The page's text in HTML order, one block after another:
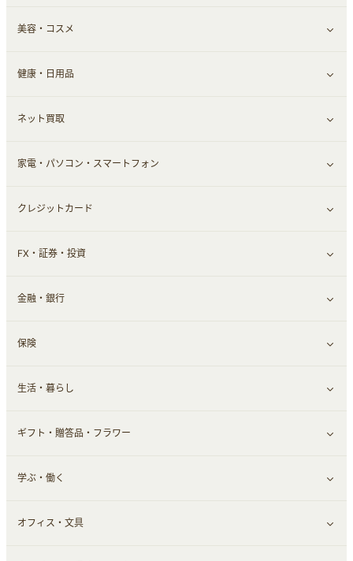
ファッション
インナー・下着
スーツ・フォーマル
すべて見る
グルメ
お酒
食材宅配
ウォーターサーバー
美容・コスメ
すべて見る
ヘアケア
エステ・サロン
メンズ美容
健康・日用品
すべて見る
スポーツ・フィットネス
日用品・薬局・からだ
ネット買取
すべて見る
ネット買取
家電・パソコン・スマートフォン
すべて見る
家電・パソコン・ソフトウェア
通信・レンタルサーバー
スマホ・携帯電話・SIM
定額制有料コンテンツ
クレジットカード
すべて見る
クレジットカード
FX・証券・投資
すべて見る
証券
仮想通貨
その他投資
金融・銀行
銀行・ネット銀行
キャッシング・ローン
その他金融
保険
すべて見る
保険相談・面談
生活・暮らし
すべて見る
住まい・暮らし
不動産
ギフト・贈答品・フラワー
すべて見る
ギフト・贈答品
学ぶ・働く
すべて見る
オフィス・文具